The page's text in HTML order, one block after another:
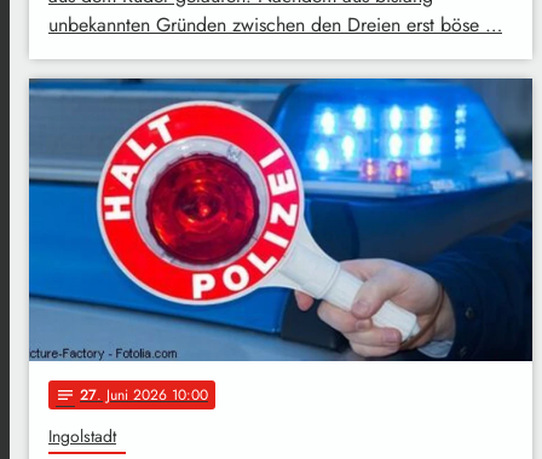
unbekannten Gründen zwischen den Dreien erst böse …
notes 27. Juni 2026 10:00
Ingolstadt